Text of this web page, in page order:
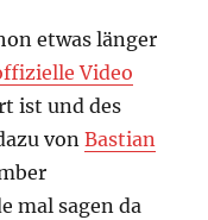
etwas länger
Video
ist und des
vonBastian
mal sagen da